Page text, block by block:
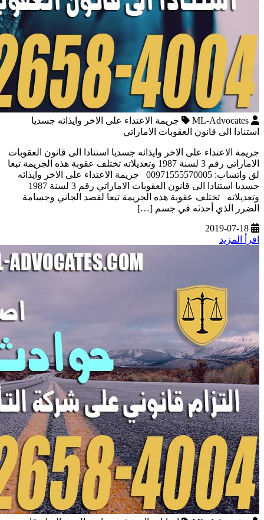
ML-Advocates
جريمة الاعتداء على الاخر وايذائه جسديا
استنادا الى قانون العقوبات الاماراتي
جريمة الاعتداء على الاخر وايذائه جسديا استنادا الى قانون العقوبات
الاماراتي رقم 3 لسنة 1987 وتعديلاته تختلف عقوبة هذه الجريمة تبعا
لق واتساب: 00971555570005 جريمة الاعتداء على الاخر وايذائه
جسديا استنادا الى قانون العقوبات الاماراتي رقم 3 لسنة 1987
وتعديلاته تختلف عقوبة هذه الجريمة تبعا لقصد الجاني وجسامة
الضرر الذي أحدثه في جسم […]
2019-07-18
اقرأ المزيد